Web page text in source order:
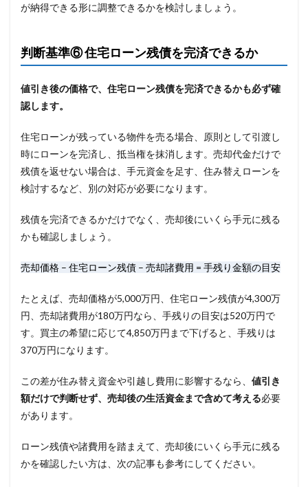
が納得できる形に調整できるかを検討しましょう。
判断基準⑥ 住宅ローン残債を完済できるか
値引き後の価格で、住宅ローン残債を完済できるかも必ず確
認します。
住宅ローンが残っている物件を売る場合、原則として引渡し
時にローンを完済し、抵当権を抹消します。売却代金だけで
残債を返せない場合は、手元資金を足す、住み替えローンを
検討するなど、別の対応が必要になります。
残債を完済できるかだけでなく、売却後にいくら手元に残る
かも確認しましょう。
売却価格 – 住宅ローン残債 – 売却諸費用 = 手残り金額の目安
たとえば、売却価格が5,000万円、住宅ローン残債が4,300万
円、売却諸費用が180万円なら、手残りの目安は520万円で
す。買主の希望に応じて4,850万円まで下げると、手残りは
370万円になります。
この差が住み替え資金や引越し費用に影響するなら、 値引き
額だけで判断せず、売却後の生活資金まで含めて考える必要
があります。
ローン残債や諸費用を踏まえて、売却後にいくら手元に残る
かを確認したい方は、次の記事も参考にしてください。